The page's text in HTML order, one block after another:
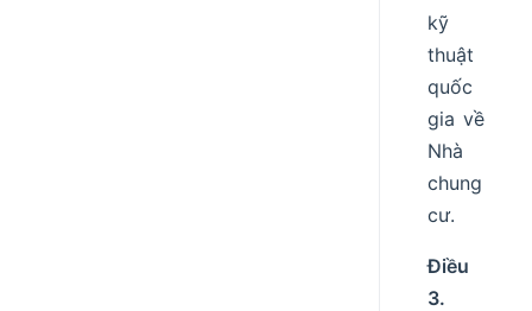
kỹ
thuật
quốc
gia về
Nhà
chung
cư.
Điều
3.